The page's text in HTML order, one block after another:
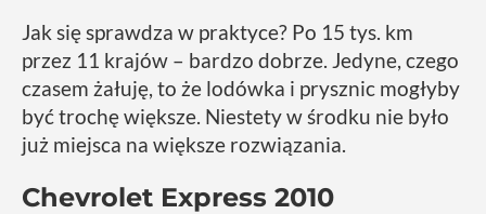
Jak się sprawdza w praktyce? Po 15 tys. km
przez 11 krajów – bardzo dobrze. Jedyne, czego
czasem żałuję, to że lodówka i prysznic mogłyby
być trochę większe. Niestety w środku nie było
już miejsca na większe rozwiązania.
Chevrolet Express 2010